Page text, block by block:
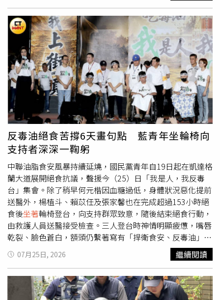
裡，而不是只有穿上那套制服。他表示，蜘蛛人一直是自己
最喜歡的超級英雄，因為彼得帕克（Peter Parker）和一般
人一樣，也要兼顧學業、生活與各種困難，沒有富可敵國的
背景，卻始終保持謙遜，努力做正確的事，不像鋼鐵人東尼
史塔克（Tony Stark）擁有龐大財富與資源。這種平凡卻勇
於承擔責任的精神，長年以來都是他的人生榜樣。赫倫索還
透露，自己從8歲起就是蜘蛛人的忠實粉絲，當年父母曾帶
他前往芝加哥動漫展（Comic Con），並親眼見到創造蜘蛛
人的傳奇漫畫家史丹李（Stan Lee），這段回憶也更加堅定
他對蜘蛛人的喜愛。瓊斯伯勒警察局事後將監視器畫面分享
到官方臉書，並寫道：「有人說警察是英雄，但有時候我們
也需要別人伸出援手。」警方表示，監視器意外捕捉到這張
充滿善意的「蜘蛛網」，感謝赫倫索協助輪椅男子平安抵達
目的地，更強調：「無論是紅燈還是綠燈，永遠都有時間去
做正確的事。」影片曝光後迅速引發熱烈迴響，不少網友也
盛讚，真正的英雄未必擁有超能力，而是在別人最需要幫助
時，願意毫不猶豫伸出援手。
坐著輪椅登台向支持者深深一鞠躬後，在救護人員陪同下結
束長達6天多的絕食行動，分別送醫檢查。楊植斗表示，很
高興能在台上與妻子攜手，也由衷感謝所有到場民眾支持，
直言凱道人潮擠爆凱道，狠狠打了民進黨的臉。他表示，未
來無論是立法院黨團或台北市府，都會持續推動食安修法、
與人民站在一起，也相信當天集結的民意足以震懾執政黨，
讓政府更加謙卑。他並點名總統賴清德應向人民道歉、行政
院長卓榮泰下台，呼籲政府正視食安問題。楊植斗最後也吐
露身為父親的心情，表示唯一遺憾的是，原本答應女兒當晚
要回家唸故事書，卻因送醫失約，「爸爸食言了，對不起，
再等我幾天。」一句話也讓不少支持者湧入留言區，祝福他
早日康復。
反毒油絕食苦撐6天畫句點 藍青年坐輪椅向
支持者深深一鞠躬
中聯油脂食安風暴持續延燒，國民黨青年自19日起在凱達格
蘭大道展開絕食抗議，聲援今（25）日「我是人，我反毒
台」集會。除了稍早何元楷因血糖過低，身體狀況惡化提前
送醫外，楊植斗、賴苡任及張家馨也在完成超過153小時絕
食後坐著輪椅登台，向支持群眾致意，隨後結束絕食行動，
由救護人員送醫接受檢查。三人登台時神情明顯疲憊，嘴唇
乾裂、臉色蒼白，額頭仍繫著寫有「捍衛食安、反毒油」的
布條，在眾人攙扶下緩緩走向舞台中央。儘管身體虛弱，三
人仍向台下支持者深深一鞠躬，現場也報以熱烈掌聲與加油
聲，為這場歷時逾150小時的絕食抗議畫下句點。國民黨主
席鄭麗文表示，這群年輕朋友從上週一路堅持到現在，以絕
食方式表達對食安議題的訴求，勇氣與毅力值得大家給予掌
07月25日, 2026 繼續閱讀